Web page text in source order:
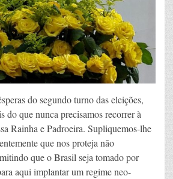
do segundo turno das eleições,
do que nunca precisamos recorrer à
Rainha e Padroeira. Supliquemos-lhe
que nos proteja não
que o Brasil seja tomado por
aqui implantar um regime neo-